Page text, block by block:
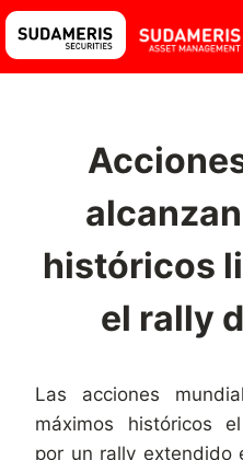
históricos
el rally
Las acciones
máximos históricos
por un rally extendido